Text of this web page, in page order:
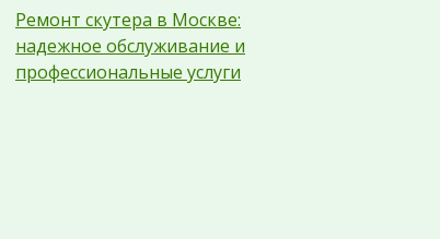
Ремонт скутера в Москве:
надежное обслуживание и
профессиональные услуги